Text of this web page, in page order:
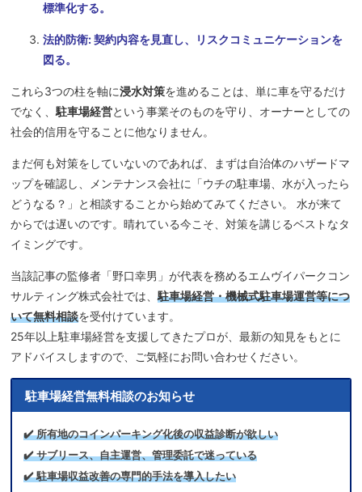
標準化する。
法的防衛: 契約内容を見直し、リスクコミュニケーションを
図る。
これら3つの柱を軸に浸水対策を進めることは、単に車を守るだけ
でなく、駐車場経営という事業そのものを守り、オーナーとしての
社会的信用を守ることに他なりません。
まだ何も対策をしていないのであれば、まずは自治体のハザードマ
ップを確認し、メンテナンス会社に「ウチの駐車場、水が入ったら
どうなる？」と相談することから始めてみてください。 水が来て
からでは遅いのです。晴れている今こそ、対策を講じるベストなタ
イミングです。
当該記事の監修者「野口幸男」が代表を務めるエムヴイパークコン
サルティング株式会社では、駐車場経営・機械式駐車場運営等につ
いて無料相談を受付けています。
25年以上駐車場経営を支援してきたプロが、最新の知見をもとに
アドバイスしますので、ご気軽にお問い合わせください。
駐車場経営無料相談のお知らせ
✔️ 所有地のコインパーキング化後の収益診断が欲しい
✔️ サブリース、自主運営、管理委託で迷っている
✔️ 駐車場収益改善の専門的手法を導入したい